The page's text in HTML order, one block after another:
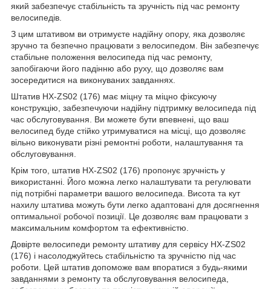
який забезпечує стабільність та зручність під час ремонту
велосипедів.
З цим штативом ви отримуєте надійну опору, яка дозволяє
зручно та безпечно працювати з велосипедом. Він забезпечує
стабільне положення велосипеда під час ремонту,
запобігаючи його падінню або руху, що дозволяє вам
зосередитися на виконуваних завданнях.
Штатив HX-ZS02 (176) має міцну та міцно фіксуючу
конструкцію, забезпечуючи надійну підтримку велосипеда під
час обслуговування. Ви можете бути впевнені, що ваш
велосипед буде стійко утримуватися на місці, що дозволяє
вільно виконувати різні ремонтні роботи, налаштування та
обслуговування.
Крім того, штатив HX-ZS02 (176) пропонує зручність у
використанні. Його можна легко налаштувати та регулювати
під потрібні параметри вашого велосипеда. Висота та кут
нахилу штатива можуть бути легко адаптовані для досягнення
оптимальної робочої позиції. Це дозволяє вам працювати з
максимальним комфортом та ефективністю.
Довірте велосипеди ремонту штативу для сервісу HX-ZS02
(176) і насолоджуйтесь стабільністю та зручністю під час
роботи. Цей штатив допоможе вам впоратися з будь-якими
завданнями з ремонту та обслуговування велосипеда,